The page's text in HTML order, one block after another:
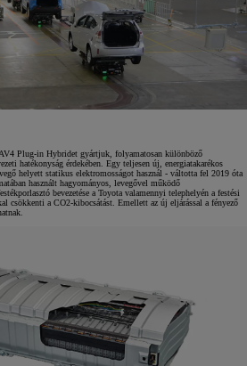
Plug-in Hybridet gyártjuk, folyamatosan különböző
hatékonyság érdekében. Egy teljesen új, energiatakarékos
helyett statikus elektromosságot használ - váltotta fel 2019 óta
használt hagyományos, levegővel működő
bevezetése a Toyota valamennyi telephelyén a festési
csökkenti a CO2-kibocsátást. Emellett az új eljárással a fényező